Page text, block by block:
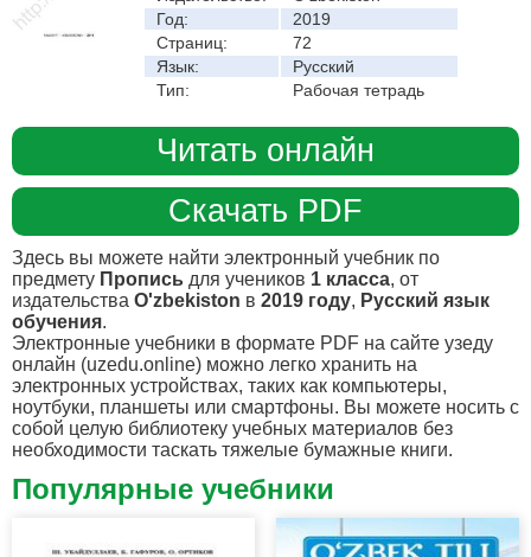
Год:
2019
Страниц:
72
Язык:
Русский
Тип:
Рабочая тетрадь
Читать онлайн
Скачать PDF
Здесь вы можете найти электронный учебник по
предмету Пропись для учеников 1 класса, от
издательства O'zbekiston в 2019 году, Русский язык
обучения.
Электронные учебники в формате PDF на сайте узеду
онлайн (uzedu.online) можно легко хранить на
электронных устройствах, таких как компьютеры,
ноутбуки, планшеты или смартфоны. Вы можете носить с
собой целую библиотеку учебных материалов без
необходимости таскать тяжелые бумажные книги.
Популярные учебники